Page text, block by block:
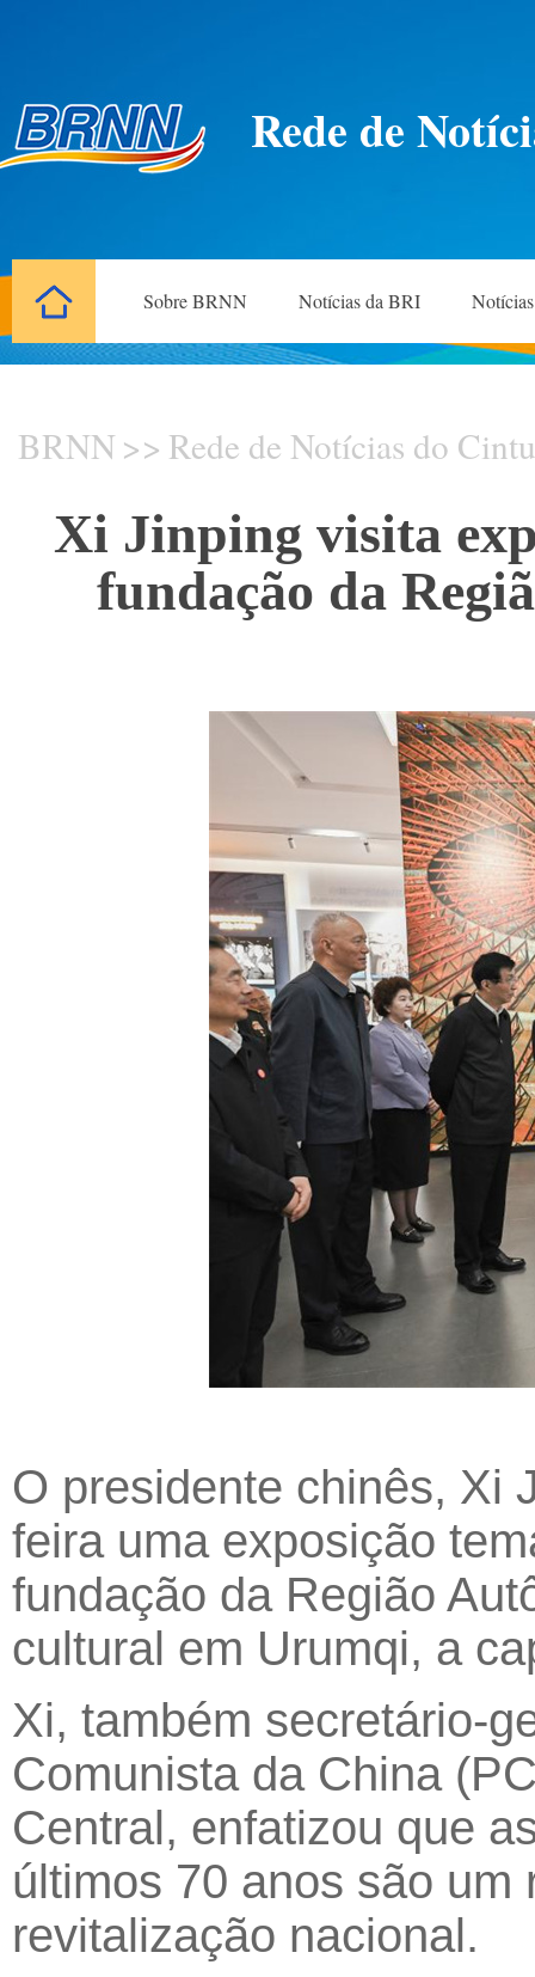
Rede de
Sobre BRNN Notícias da BRI
BRNN >> Rede de Notícias do
Xi Jinping visita
fundação da
O presidente chinês, Xi
feira uma exposição
fundação da Região
cultural em Urumqi, a
Xi, também secretário-
Comunista da China
Central, enfatizou que
últimos 70 anos são
revitalização nacional.